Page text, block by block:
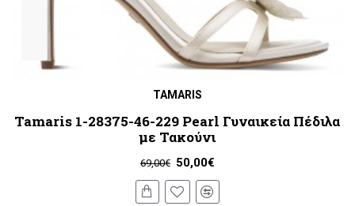
TAMARIS
Tamaris 1-28375-46-229 Pearl Γυναικεία Πέδιλα
με Τακούνι
50,00€
69,00€